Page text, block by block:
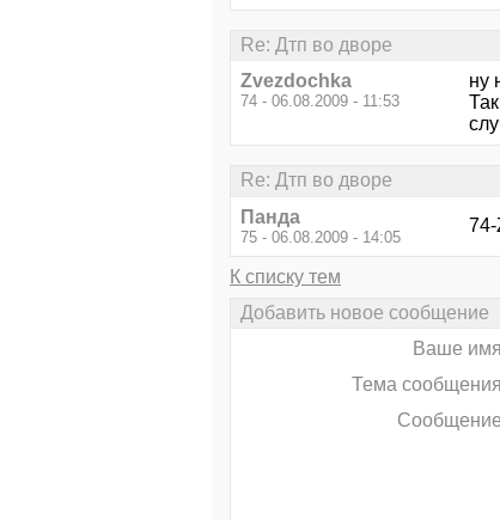
Re: Дтп во дворе
Zvezdochka
74 - 06.08.2009 - 11:53
ну
Re: Дтп во дворе
Панда
75 - 06.08.2009 - 14:05
К списку тем
Добавить новое сообщение
Ваше
Тема